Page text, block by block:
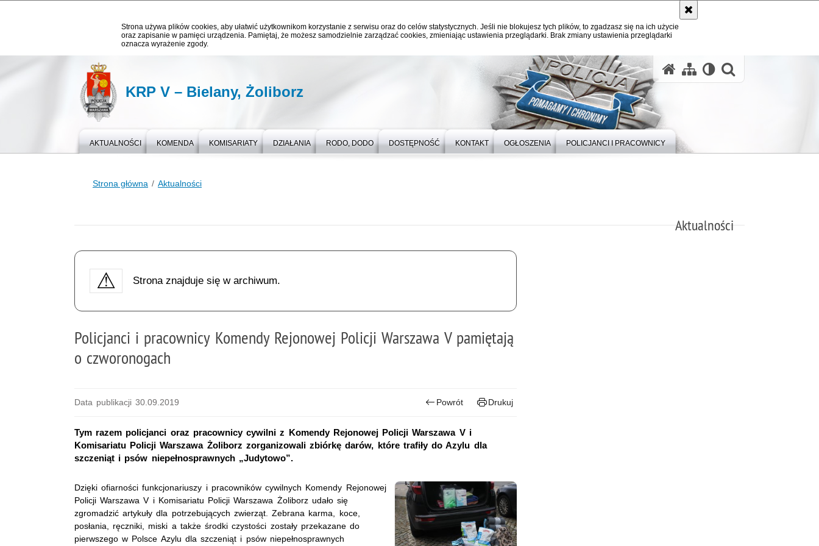
Strona używa plików cookies, aby ułatwić użytkownikom korzystanie z serwisu oraz do celów statystycznych. Jeśli nie blokujesz tych plików, to zgadzasz się na ich użycie
oraz zapisanie w pamięci urządzenia. Pamiętaj, że możesz samodzielnie zarządzać cookies, zmieniając ustawienia przeglądarki. Brak zmiany ustawienia przeglądarki
oznacza wyrażenie zgody.
KRP V – Bielany, Żoliborz
AKTUALNOŚCI KOMENDA KOMISARIATY DZIAŁANIA RODO, DODO DOSTĘPNOŚĆ KONTAKT OGŁOSZENIA POLICJANCI I PRACOWNICY
Strona główna Aktualności
Aktualności
Strona znajduje się w archiwum.
Policjanci i pracownicy Komendy Rejonowej Policji Warszawa V pamiętają
o czworonogach
Data publikacji 30.09.2019 Powrót Drukuj
Tym razem policjanci oraz pracownicy cywilni z Komendy Rejonowej Policji Warszawa V i
Komisariatu Policji Warszawa Żoliborz zorganizowali zbiórkę darów, które trafiły do Azylu dla
szczeniąt i psów niepełnosprawnych „Judytowo”.
Dzięki ofiarności funkcjonariuszy i pracowników cywilnych Komendy Rejonowej
Policji Warszawa V i Komisariatu Policji Warszawa Żoliborz udało się
zgromadzić artykuły dla potrzebujących zwierząt. Zebrana karma, koce,
posłania, ręczniki, miski a także środki czystości zostały przekazane do
pierwszego w Polsce Azylu dla szczeniąt i psów niepełnosprawnych